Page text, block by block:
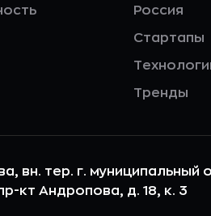
Россия
Стартапы
Тренды
вн. тер. г. муниципальный
кт Андропова, д. 18, к. 3